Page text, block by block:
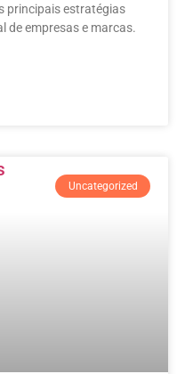
principais estratégias
de empresas e marcas.
Uncategorized